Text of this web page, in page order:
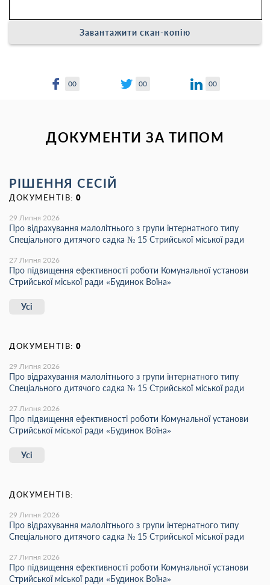
Завантажити скан-копію
00 00 00
ДОКУМЕНТИ ЗА ТИПОМ
РІШЕННЯ СЕСІЙ
ДОКУМЕНТІВ: 0
29 Липня 2026
Про відрахування малолітнього з групи інтернатного типу
Спеціального дитячого садка № 15 Стрийської міської ради
27 Липня 2026
Про підвищення ефективності роботи Комунальної установи
Стрийської міської ради «Будинок Воїна»
Усі
ДОКУМЕНТІВ: 0
29 Липня 2026
Про відрахування малолітнього з групи інтернатного типу
Спеціального дитячого садка № 15 Стрийської міської ради
27 Липня 2026
Про підвищення ефективності роботи Комунальної установи
Стрийської міської ради «Будинок Воїна»
Усі
ДОКУМЕНТІВ:
29 Липня 2026
Про відрахування малолітнього з групи інтернатного типу
Спеціального дитячого садка № 15 Стрийської міської ради
27 Липня 2026
Про підвищення ефективності роботи Комунальної установи
Стрийської міської ради «Будинок Воїна»